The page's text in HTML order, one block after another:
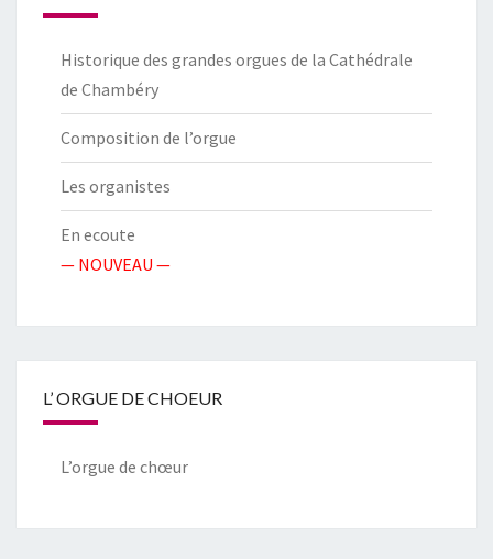
Historique des grandes orgues de la Cathédrale
de Chambéry
Composition de l’orgue
Les organistes
En ecoute
— NOUVEAU —
L’ ORGUE DE CHOEUR
L’orgue de chœur